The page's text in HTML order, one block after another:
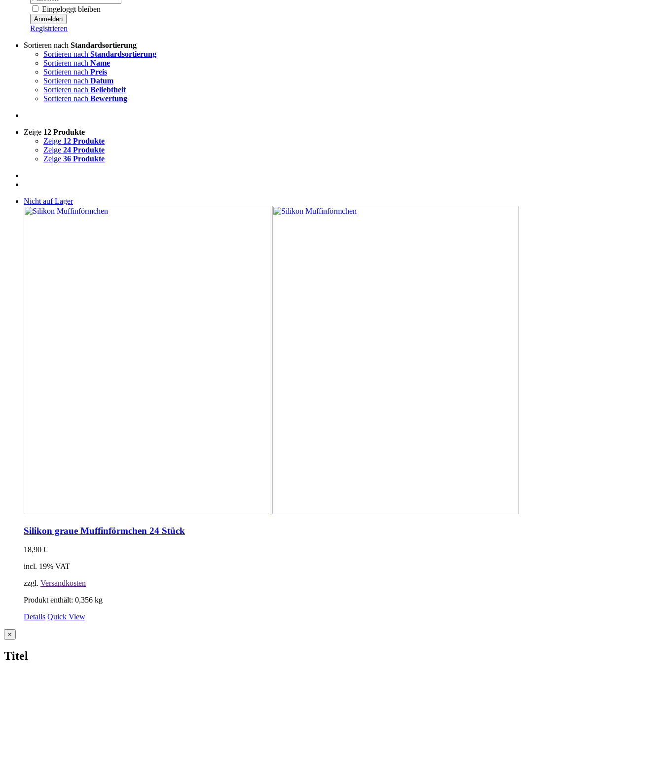
Eingeloggt bleiben
Registrieren
Sortieren nach Standardsortierung
Sortieren nach Standardsortierung
Sortieren nach Name
Sortieren nach Preis
Sortieren nach Datum
Sortieren nach Beliebtheit
Sortieren nach Bewertung
Zeige 12 Produkte
Zeige 12 Produkte
Zeige 24 Produkte
Zeige 36 Produkte
Nicht auf Lager
Silikon graue Muffinförmchen 24 Stück
18,90 €
incl. 19% VAT
zzgl. Versandkosten
Produkt enthält: 0,356 kg
Details Quick View
Close
product
view
×
Titel